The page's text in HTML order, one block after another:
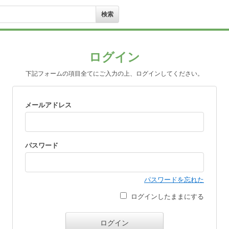
ログイン
下記フォームの項目全てにご入力の上、ログインしてください。
メールアドレス
パスワード
パスワードを忘れた
ログインしたままにする